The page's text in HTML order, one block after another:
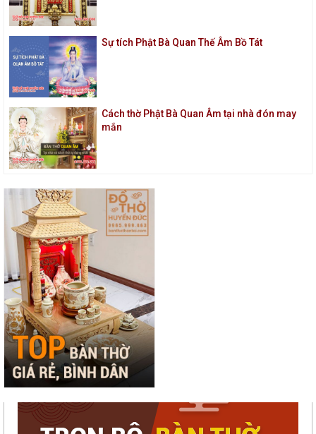
Sự tích Phật Bà Quan Thế Âm Bồ Tát
Cách thờ Phật Bà Quan Âm tại nhà đón may
mắn